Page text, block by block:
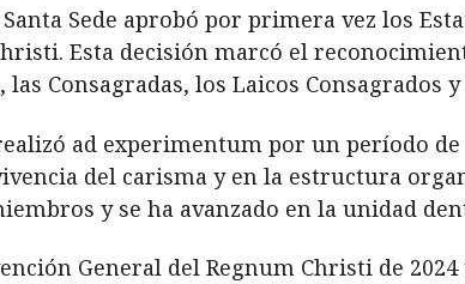
Santa Sede aprobó por primera vez los
Esta decisión marcó el
Consagradas, los Laicos Consagrados
ad experimentum por un período
del carisma y en la estructura
y se ha avanzado en la unidad
General del Regnum Christi de